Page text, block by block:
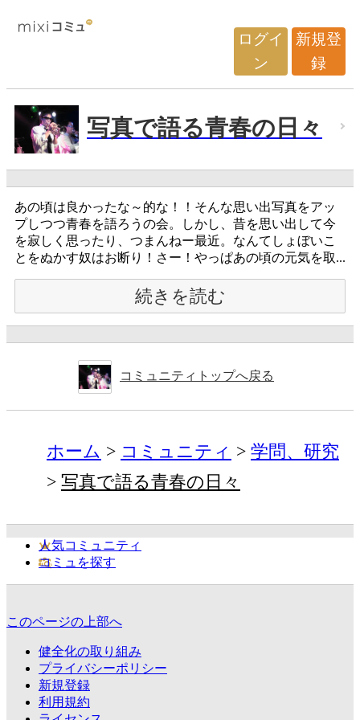
ログイ
ン
新規登
録
写真で語る青春の日々
あの頃は良かったな～的な！！そんな思い出写真をアッ
プしつつ青春を語ろうの会。しかし、昔を思い出して今
を寂しく思ったり、つまんねー最近。なんてしょぼいこ
とをぬかす奴はお断り！さー！やっぱあの頃の元気を取...
続きを読む
コミュニティトップへ戻る
ホーム コミュニティ
学問、研究
写真で語る青春の日々
人気コミュニティ
コミュを探す
このページの上部へ
健全化の取り組み
プライバシーポリシー
新規登録
利用規約